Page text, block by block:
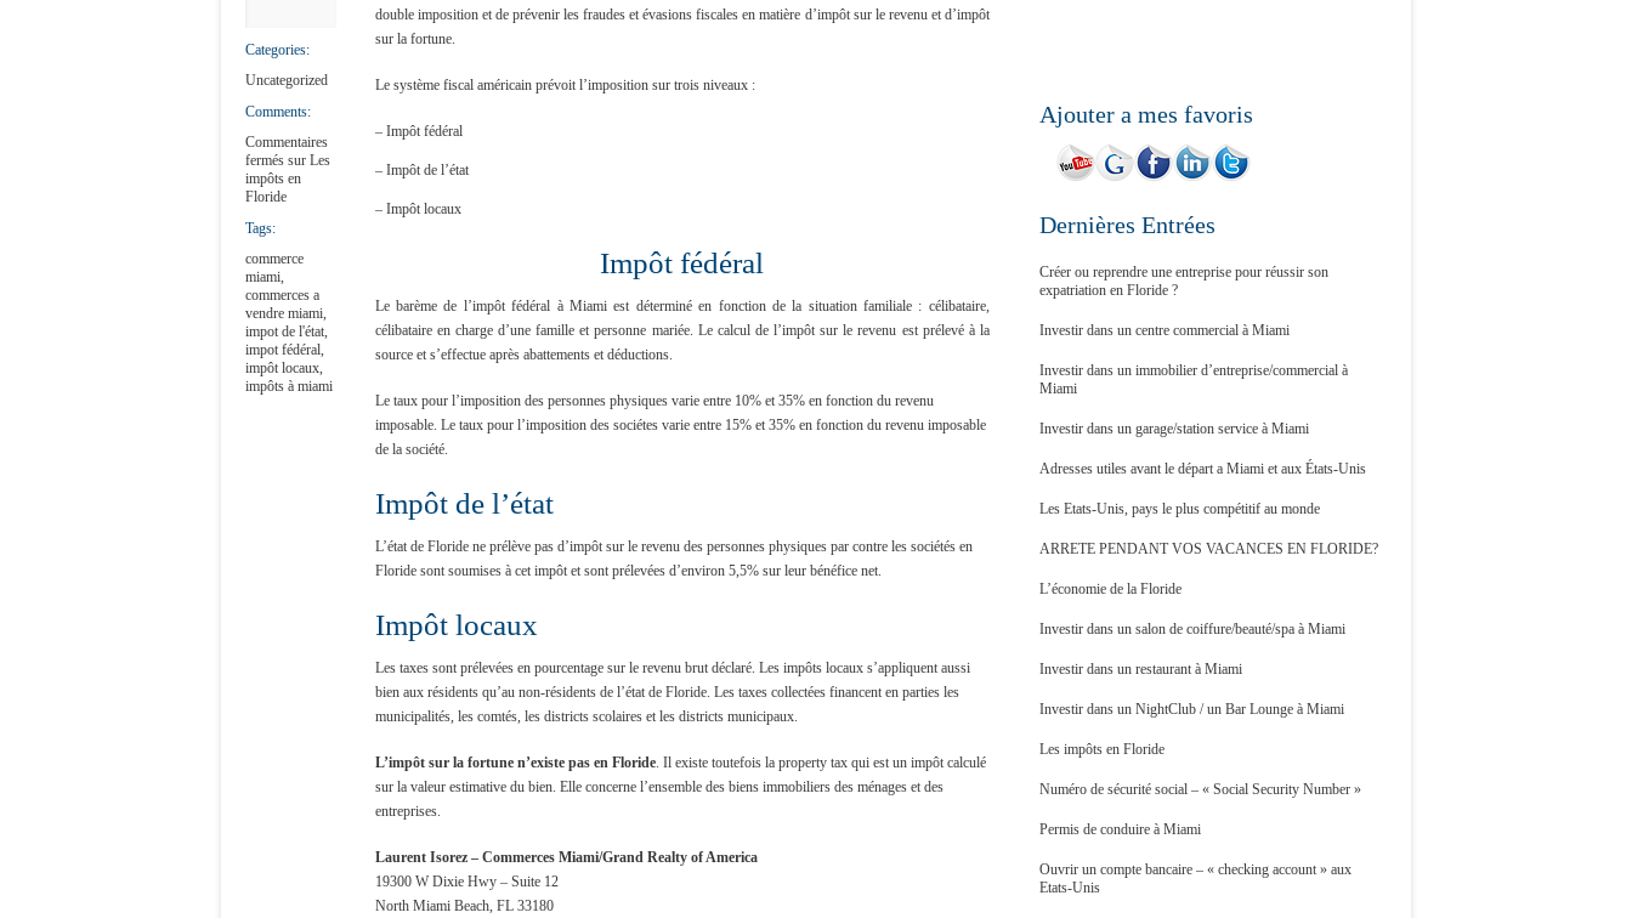
Categories:
Uncategorized
Comments:
Commentaires
fermés sur Les
impôts en
Floride
Tags:
commerce
miami,
commerces a
vendre miami,
impot de l'état,
impot fédéral,
impôt locaux,
impôts à miami
double imposition et de prévenir les fraudes et évasions fiscales en matière d’impôt sur le revenu et d’impôt
sur la fortune.
Le système fiscal américain prévoit l’imposition sur trois niveaux :
– Impôt fédéral
– Impôt de l’état
– Impôt locaux
Impôt fédéral
Le barème de l’impôt fédéral à Miami est déterminé en fonction de la situation familiale : célibataire,
célibataire en charge d’une famille et personne mariée. Le calcul de l’impôt sur le revenu est prélevé à la
source et s’effectue après abattements et déductions.
Le taux pour l’imposition des personnes physiques varie entre 10% et 35% en fonction du revenu
imposable. Le taux pour l’imposition des sociétes varie entre 15% et 35% en fonction du revenu imposable
de la société.
Impôt de l’état
L’état de Floride ne prélève pas d’impôt sur le revenu des personnes physiques par contre les sociétés en
Floride sont soumises à cet impôt et sont prélevées d’environ 5,5% sur leur bénéfice net.
Impôt locaux
Les taxes sont prélevées en pourcentage sur le revenu brut déclaré. Les impôts locaux s’appliquent aussi
bien aux résidents qu’au non-résidents de l’état de Floride. Les taxes collectées financent en parties les
municipalités, les comtés, les districts scolaires et les districts municipaux.
L’impôt sur la fortune n’existe pas en Floride. Il existe toutefois la property tax qui est un impôt calculé
sur la valeur estimative du bien. Elle concerne l’ensemble des biens immobiliers des ménages et des
entreprises.
Laurent Isorez – Commerces Miami/Grand Realty of America
19300 W Dixie Hwy – Suite 12
North Miami Beach, FL 33180
Ajouter a mes favoris
Dernières Entrées
Créer ou reprendre une entreprise pour réussir son
expatriation en Floride ?
Investir dans un centre commercial à Miami
Investir dans un immobilier d’entreprise/commercial à
Miami
Investir dans un garage/station service à Miami
Adresses utiles avant le départ a Miami et aux États-Unis
Les Etats-Unis, pays le plus compétitif au monde
ARRETE PENDANT VOS VACANCES EN FLORIDE?
L’économie de la Floride
Investir dans un salon de coiffure/beauté/spa à Miami
Investir dans un restaurant à Miami
Investir dans un NightClub / un Bar Lounge à Miami
Les impôts en Floride
Numéro de sécurité social – « Social Security Number »
Permis de conduire à Miami
Ouvrir un compte bancaire – « checking account » aux
Etats-Unis